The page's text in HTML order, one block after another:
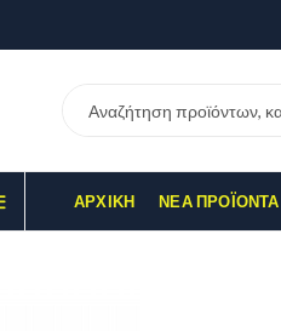
ΑΡΧΙΚΉ ΝΈΑ ΠΡΟΪΌΝΤΑ